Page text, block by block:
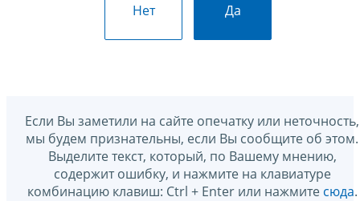
Нет Да
Если Вы заметили на сайте опечатку или неточность,
мы будем признательны, если Вы сообщите об этом.
Выделите текст, который, по Вашему мнению,
содержит ошибку, и нажмите на клавиатуре
комбинацию клавиш: Ctrl + Enter или нажмите сюда.